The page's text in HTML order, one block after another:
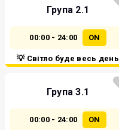
Група 2.1
00:00 - 24:00 ON
💡 Світло буде весь день
Група 3.1
00:00 - 24:00 ON